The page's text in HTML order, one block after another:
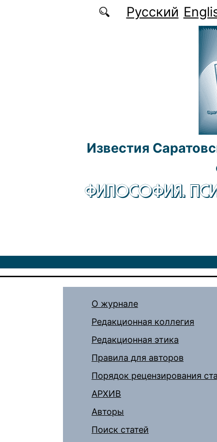
Перейти к основному содержаниюРусский
Известия
ФИЛОСОФИЯ.
О журнале
Редакционная коллегия
Редакционная этика
Правила для авторов
Порядок рецензирования
АРХИВ
Авторы
Поиск статей